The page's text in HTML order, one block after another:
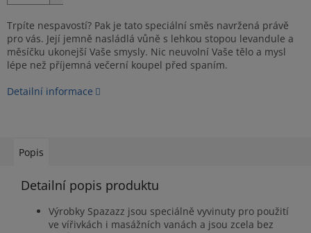
Trpíte nespavostí? Pak je tato speciální směs navržená právě
pro vás. Její jemně nasládlá vůně s lehkou stopou levandule a
měsíčku ukonejší Vaše smysly. Nic neuvolní Vaše tělo a mysl
lépe než příjemná večerní koupel před spaním.
Detailní informace
Popis
Detailní popis produktu
Výrobky Spazazz jsou speciálně vyvinuty pro použití
ve vířivkách i masážních vanách a jsou zcela bez